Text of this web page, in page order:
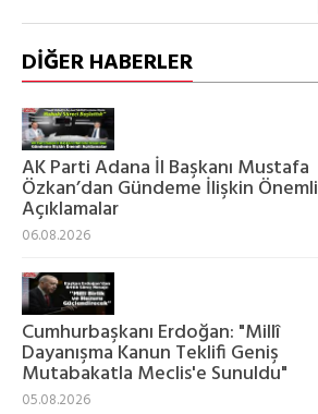
DİĞER HABERLER
AK Parti Adana İl Başkanı Mustafa
Özkan’dan Gündeme İlişkin Önemli
Açıklamalar
06.08.2026
Cumhurbaşkanı Erdoğan: "Millî
Dayanışma Kanun Teklifi Geniş
Mutabakatla Meclis'e Sunuldu"
05.08.2026